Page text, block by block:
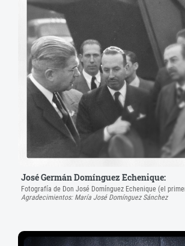
José Germán Domínguez Echenique:
Fotografía de Don José Domínguez Echenique (el
Agradecimientos: María José Domínguez Sánchez